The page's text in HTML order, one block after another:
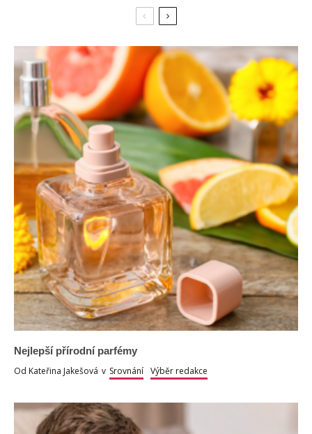
Nejlepší přírodní parfémy
Od Kateřina Jakešová v Srovnání Výběr redakce